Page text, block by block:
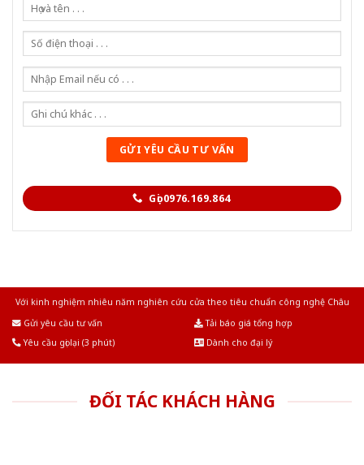
Gọi 0976.169.864
Với kinh nghiệm nhiêu năm nghiên cứu cửa theo tiêu chuẩn công nghệ Châu
Gửi yêu cầu tư vấn
Tải báo giá tổng hợp
Yêu cầu gọi lại (3 phút)
Dành cho đại lý
ĐỐI TÁC KHÁCH HÀNG